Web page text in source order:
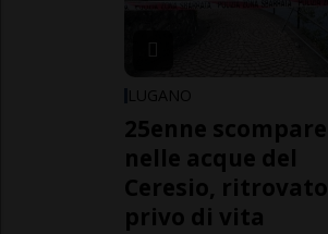
LUGANO
25enne scompare
nelle acque del
Ceresio, ritrovato
privo di vita